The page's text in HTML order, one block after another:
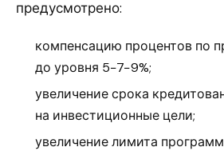
предусмотрено:
компенсацию процентов по
до уровня 5−7−9%;
увеличение срока
на инвестиционные цели;
увеличение лимита